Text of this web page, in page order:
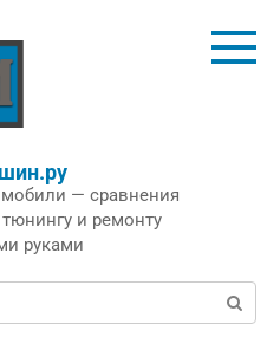
— сравнения
и ремонту
руками